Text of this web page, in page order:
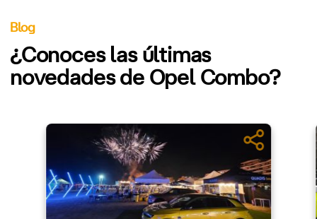
Blog
¿Conoces las últimas
novedades de Opel Combo?